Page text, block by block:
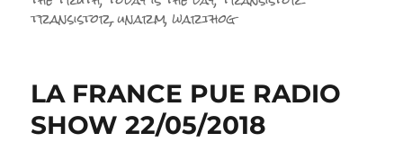
transistor,unarm,warthog
LA FRANCE PUE RADIO
SHOW 22/05/2018